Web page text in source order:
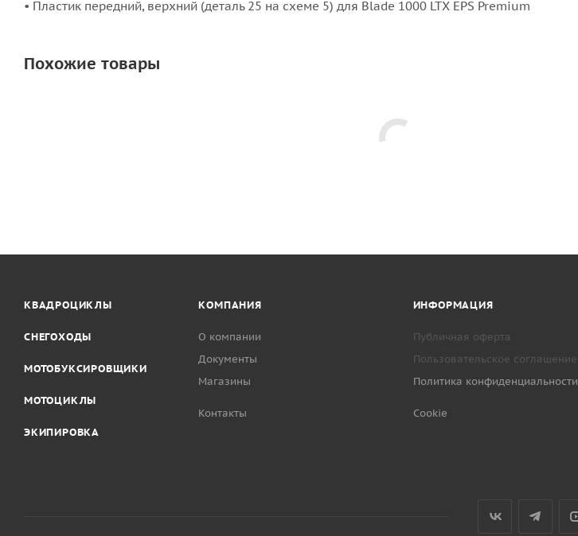
• Пластик передний, верхний (деталь 25 на схеме 5) для Blade 1000 LTX EPS Premium
Похожие товары
КВАДРОЦИКЛЫ
СНЕГОХОДЫ
МОТОБУКСИРОВЩИКИ
МОТОЦИКЛЫ
ЭКИПИРОВКА
КОМПАНИЯ
О компании
Документы
Магазины
Контакты
ИНФОРМАЦИЯ
Публичная оферта
Пользовательское соглашение
Политика конфиденциальности
Cookie